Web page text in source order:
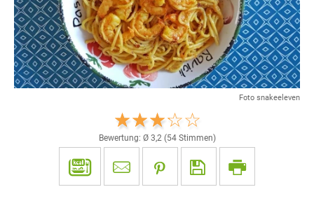
Foto snakeeleven
Bewertung: Ø 3,2(54Stimmen)